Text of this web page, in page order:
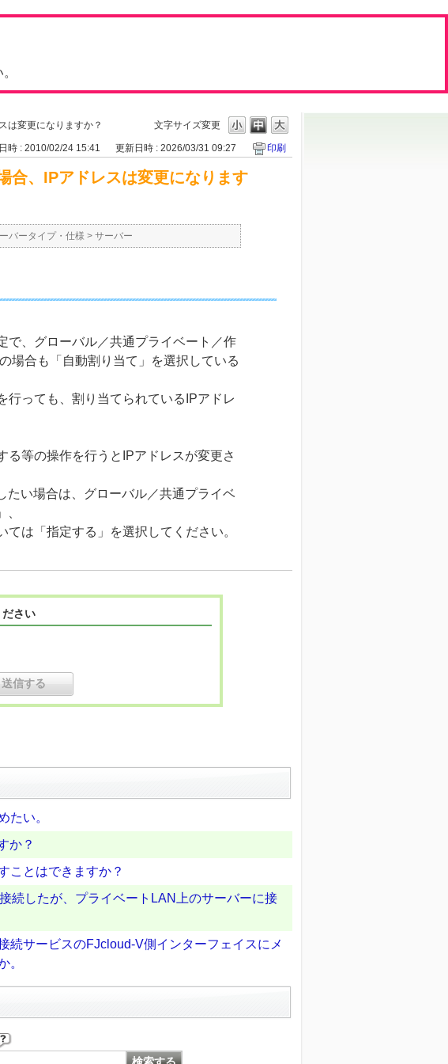
文字サイズ変更
は変更になりますか？
時 : 2010/02/24 15:41 更新日時 : 2026/03/31 09:27 印刷
合、IPアドレスは変更になります
バータイプ・仕様 > サーバー
で、グローバル／共通プライベート／作
場合も「自動割り当て」を選択している
行っても、割り当てられているIPアドレ
る等の操作を行うとIPアドレスが変更さ
たい場合は、グローバル／共通プライベ
は「指定する」を選択してください。
さい
たい。
か？
ことはできますか？
続したが、プライベートLAN上のサーバーに接
続サービスのFJcloud-V側インターフェイスにメ
。